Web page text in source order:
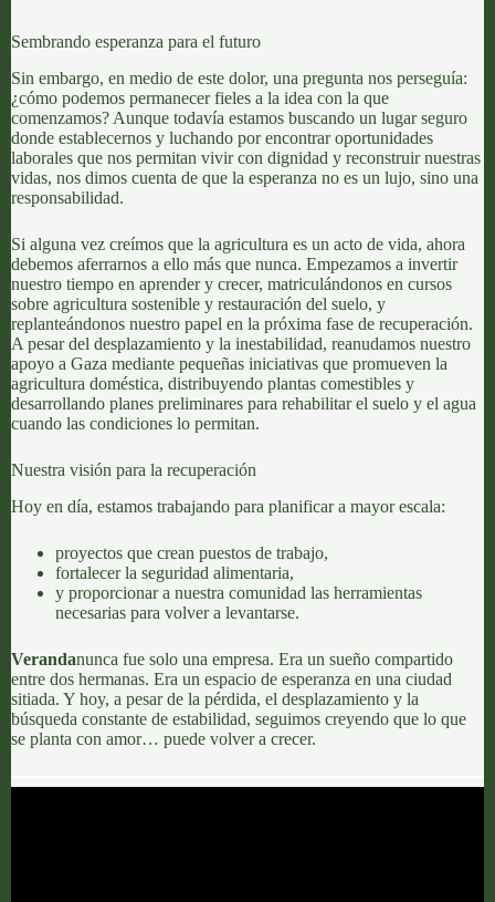
Sembrando esperanza para el futuro
Sin embargo, en medio de este dolor, una pregunta nos perseguía:
¿cómo podemos permanecer fieles a la idea con la que
comenzamos? Aunque todavía estamos buscando un lugar seguro
donde establecernos y luchando por encontrar oportunidades
laborales que nos permitan vivir con dignidad y reconstruir nuestras
vidas, nos dimos cuenta de que la esperanza no es un lujo, sino una
responsabilidad.
Si alguna vez creímos que la agricultura es un acto de vida, ahora
debemos aferrarnos a ello más que nunca. Empezamos a invertir
nuestro tiempo en aprender y crecer, matriculándonos en cursos
sobre agricultura sostenible y restauración del suelo, y
replanteándonos nuestro papel en la próxima fase de recuperación.
A pesar del desplazamiento y la inestabilidad, reanudamos nuestro
apoyo a Gaza mediante pequeñas iniciativas que promueven la
agricultura doméstica, distribuyendo plantas comestibles y
desarrollando planes preliminares para rehabilitar el suelo y el agua
cuando las condiciones lo permitan.
Nuestra visión para la recuperación
Hoy en día, estamos trabajando para planificar a mayor escala:
proyectos que crean puestos de trabajo,
fortalecer la seguridad alimentaria,
y proporcionar a nuestra comunidad las herramientas
necesarias para volver a levantarse.
Verandanunca fue solo una empresa. Era un sueño compartido
entre dos hermanas. Era un espacio de esperanza en una ciudad
sitiada. Y hoy, a pesar de la pérdida, el desplazamiento y la
búsqueda constante de estabilidad, seguimos creyendo que lo que
se planta con amor… puede volver a crecer.